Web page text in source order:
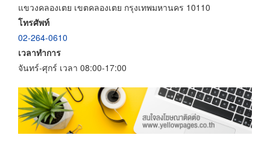
แขวงคลองเตย เขตคลองเตย กรุงเทพมหานคร 10110
โทรศัพท์
02-264-0610
เวลาทำการ
จันทร์-ศุกร์ เวลา 08:00-17:00